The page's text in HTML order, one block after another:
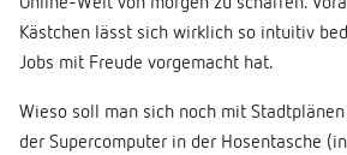
Kästchen lässt sich wirklich so intuitiv
Jobs mit Freude vorgemacht hat.
Wieso soll man sich noch mit
der Supercomputer in der Hosentasche